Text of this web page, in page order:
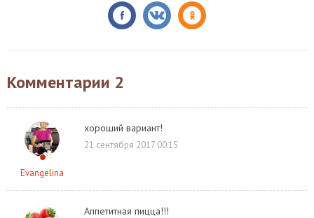
Комментарии 2
Evangelina
хороший вариант!
21 сентября 2017 00:15
Аппетитная пицца!!!